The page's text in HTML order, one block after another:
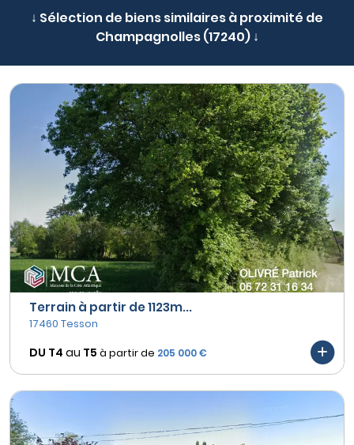
↓ Sélection de biens similaires à proximité de
Champagnolles (17240) ↓
Terrain à partir de 1123m...
17460 Tesson
DU T4 au T5 à partir de 205 000 €